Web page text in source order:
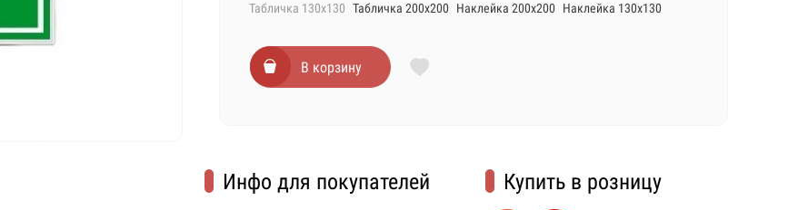
Табличка 130х130 Табличка 200х200 Наклейка 200х200 Наклейка 130х130
В корзину
Инфо для покупателей Купить в розницу